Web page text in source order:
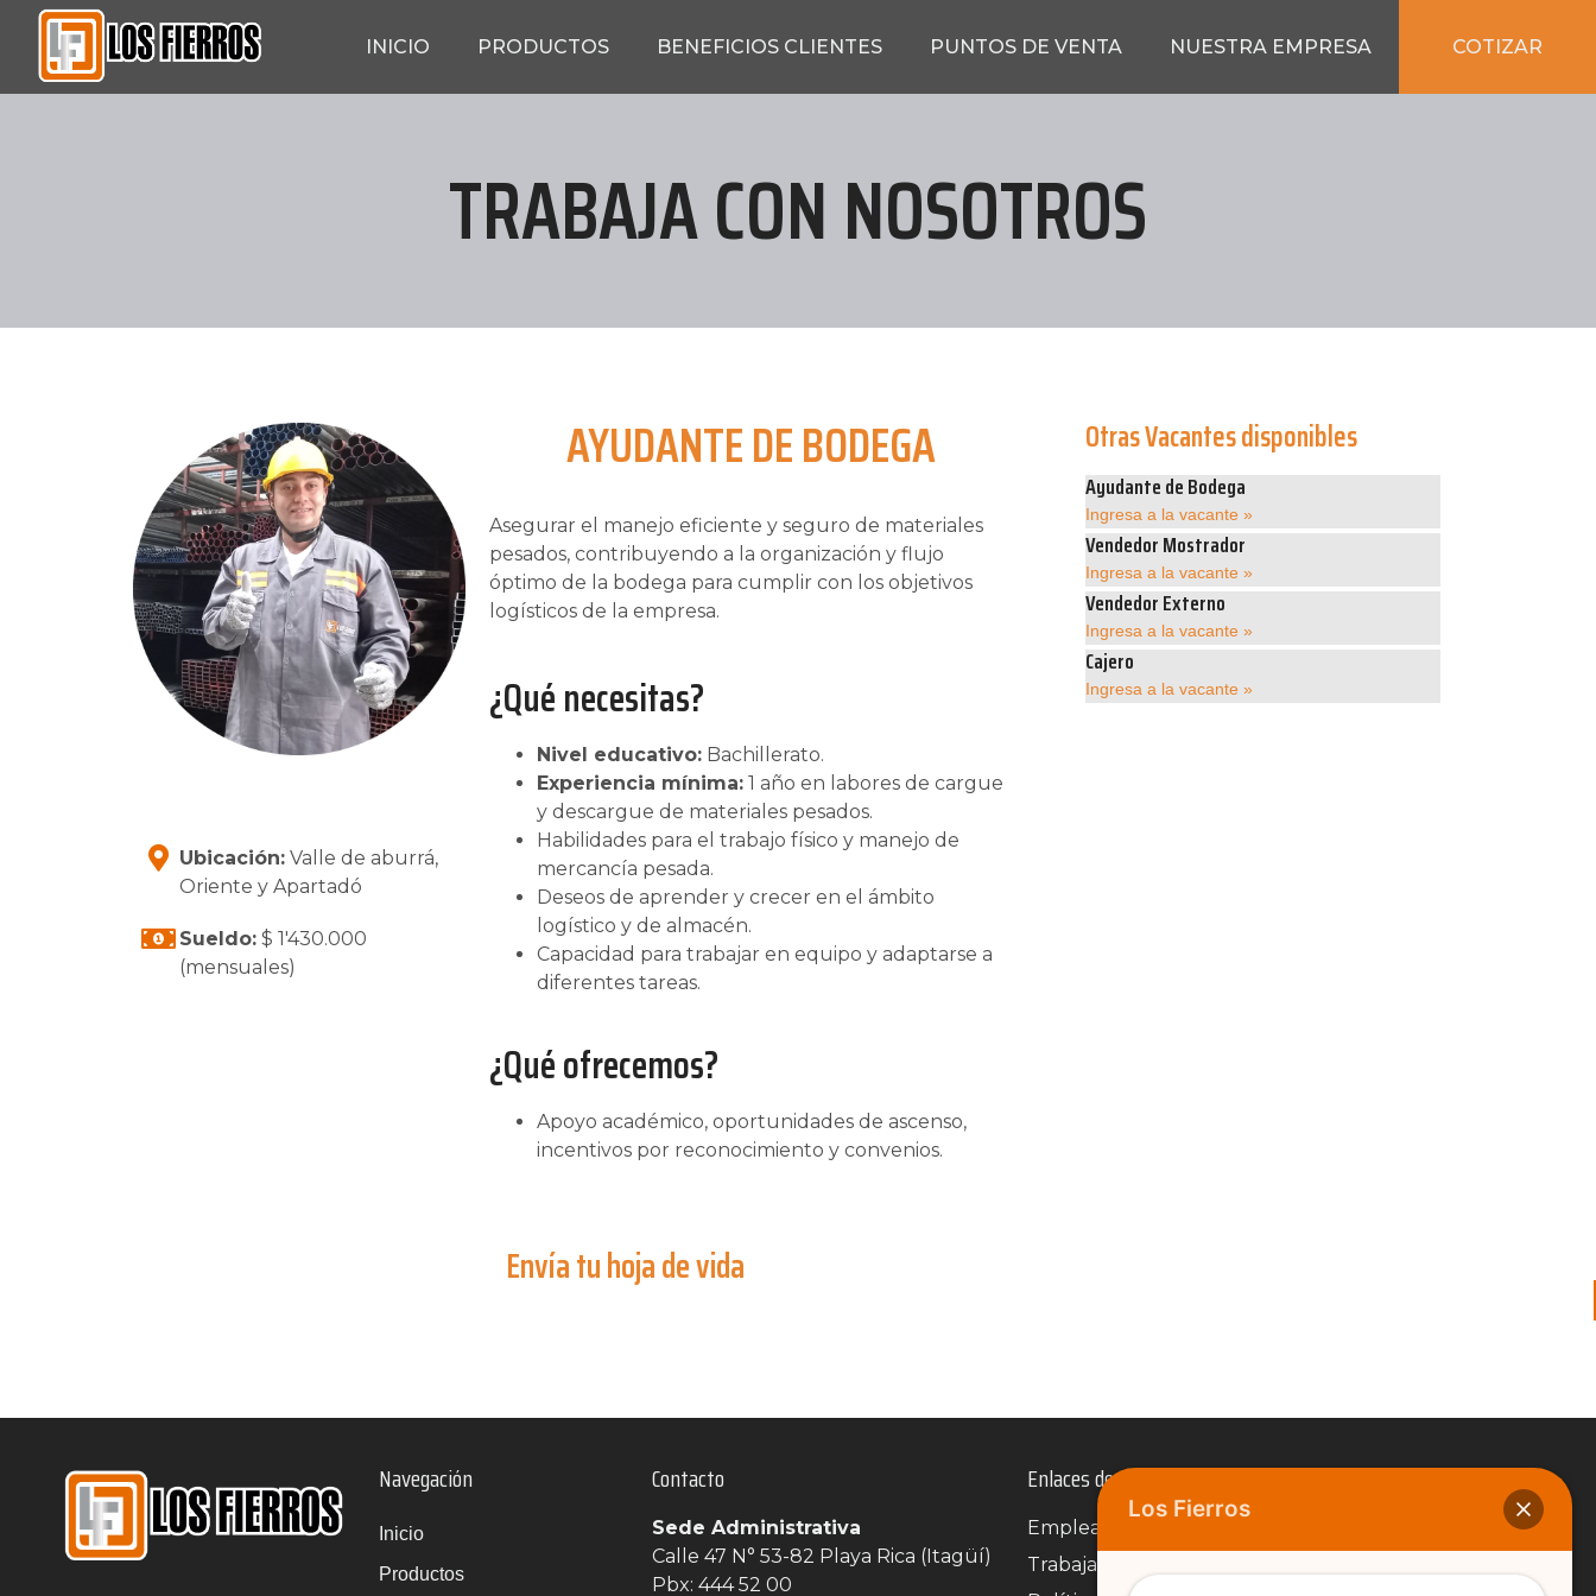
INICIO PRODUCTOS BENEFICIOS CLIENTES PUNTOS DE VENTA NUESTRA EMPRESA COTIZAR
TRABAJA CON NOSOTROS
Ubicación:Valle de aburrá,
Oriente y Apartadó
Sueldo:$ 1'430.000
(mensuales)
AYUDANTE DE BODEGA
Asegurar el manejo eficiente y seguro de materiales
pesados, contribuyendo a la organización y flujo
óptimo de la bodega para cumplir con los objetivos
logísticos de la empresa.
¿Qué necesitas?
Nivel educativo:Bachillerato.
Experiencia mínima:1 año en labores de cargue
y descargue de materiales pesados.
Habilidades para el trabajo físico y manejo de
mercancía pesada.
Deseos de aprender y crecer en el ámbito
logístico y de almacén.
Capacidad para trabajar en equipo y adaptarse a
diferentes tareas.
¿Qué ofrecemos?
Apoyo académico, oportunidades de ascenso,
incentivos por reconocimiento y convenios.
Otras Vacantes disponibles
Ayudante de Bodega
Ingresa a la vacante »
Vendedor Mostrador
Ingresa a la vacante »
Vendedor Externo
Ingresa a la vacante »
Cajero
Ingresa a la vacante »
Envía tu hoja de vida
Navegación
Inicio
Productos
Contacto
Sede Administrativa
Calle 47 N° 53-82 Playa Rica (Itagüí)
Pbx: 444 52 00
Enlaces de Interés
Empleados
Trabaja con Nosotros
Los Fierros